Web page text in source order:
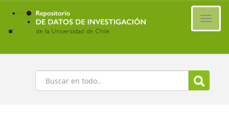
Ir
contenido
principal
Buscar